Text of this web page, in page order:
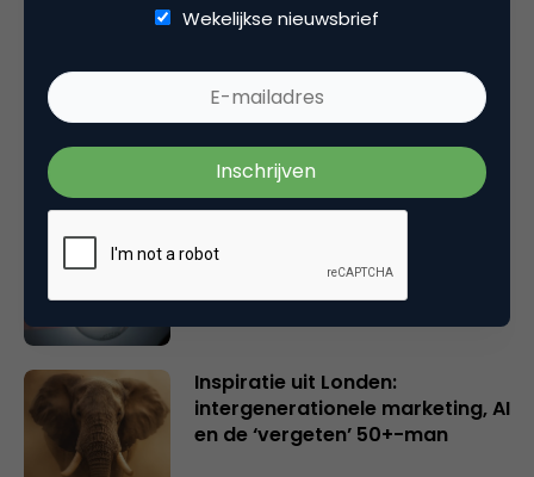
Wake-upcall voor ontwerpers
en merkeigenaren
Creatieve sector als aanjager
verbinder van industrieën
Inspiratie uit Londen:
intergenerationele marketing, AI
en de ‘vergeten’ 50+-man
Wekelijkse nieuwsbrief